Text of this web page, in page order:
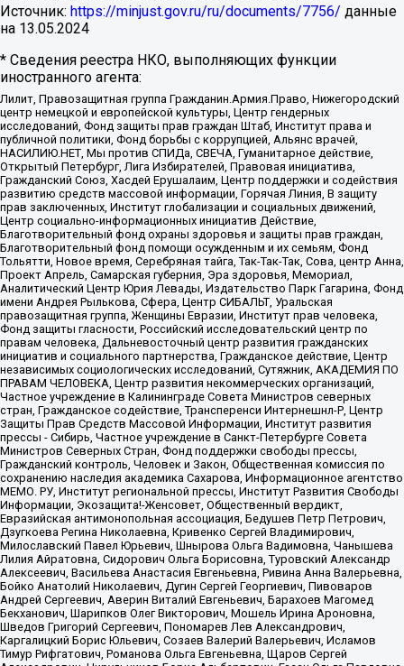
Источник: https://minjust.gov.ru/ru/documents/7756/ данные
на 13.05.2024
* Сведения реестра НКО, выполняющих функции
иностранного агента:
Лилит, Правозащитная группа Гражданин.Армия.Право, Нижегородский
центр немецкой и европейской культуры, Центр гендерных
исследований, Фонд защиты прав граждан Штаб, Институт права и
публичной политики, Фонд борьбы с коррупцией, Альянс врачей,
НАСИЛИЮ.НЕТ, Мы против СПИДа, СВЕЧА, Гуманитарное действие,
Открытый Петербург, Лига Избирателей, Правовая инициатива,
Гражданский Союз, Хасдей Ерушалаим, Центр поддержки и содействия
развитию средств массовой информации, Горячая Линия, В защиту
прав заключенных, Институт глобализации и социальных движений,
Центр социально-информационных инициатив Действие,
Благотворительный фонд охраны здоровья и защиты прав граждан,
Благотворительный фонд помощи осужденным и их семьям, Фонд
Тольятти, Новое время, Серебряная тайга, Так-Так-Так, Сова, центр Анна,
Проект Апрель, Самарская губерния, Эра здоровья, Мемориал,
Аналитический Центр Юрия Левады, Издательство Парк Гагарина, Фонд
имени Андрея Рылькова, Сфера, Центр СИБАЛЬТ, Уральская
правозащитная группа, Женщины Евразии, Институт прав человека,
Фонд защиты гласности, Российский исследовательский центр по
правам человека, Дальневосточный центр развития гражданских
инициатив и социального партнерства, Гражданское действие, Центр
независимых социологических исследований, Сутяжник, АКАДЕМИЯ ПО
ПРАВАМ ЧЕЛОВЕКА, Центр развития некоммерческих организаций,
Частное учреждение в Калининграде Совета Министров северных
стран, Гражданское содействие, Трансперенси Интернешнл-Р, Центр
Защиты Прав Средств Массовой Информации, Институт развития
прессы - Сибирь, Частное учреждение в Санкт-Петербурге Совета
Министров Северных Стран, Фонд поддержки свободы прессы,
Гражданский контроль, Человек и Закон, Общественная комиссия по
сохранению наследия академика Сахарова, Информационное агентство
МЕМО. РУ, Институт региональной прессы, Институт Развития Свободы
Информации, Экозащита!-Женсовет, Общественный вердикт,
Евразийская антимонопольная ассоциация, Бедушев Петр Петрович,
Дзугкоева Регина Николаевна, Кривенко Сергей Владимирович,
Милославский Павел Юрьевич, Шнырова Ольга Вадимовна, Чанышева
Лилия Айратовна, Сидорович Ольга Борисовна, Туровский Александр
Алексеевич, Васильева Анастасия Евгеньевна, Ривина Анна Валерьевна,
Бойко Анатолий Николаевич, Дугин Сергей Георгиевич, Пивоваров
Андрей Сергеевич, Аверин Виталий Евгеньевич, Барахоев Магомед
Бекханович, Шарипков Олег Викторович, Мошель Ирина Ароновна,
Шведов Григорий Сергеевич, Пономарев Лев Александрович,
Каргалицкий Борис Юльевич, Созаев Валерий Валерьевич, Исламов
Тимур Рифгатович, Романова Ольга Евгеньевна, Щаров Сергей